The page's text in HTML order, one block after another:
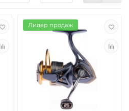
Лидер продаж